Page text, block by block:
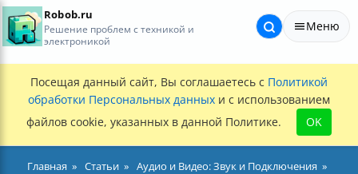
Robob.ru
Решение проблем с техникой и
электроникой
Меню
Посещая данный сайт, Вы соглашаетесь с Политикой
обработки Персональных данных и с использованием
файлов cookie, указанных в данной Политике.
OK
Главная Статьи
Аудио и Видео: Звук и Подключения